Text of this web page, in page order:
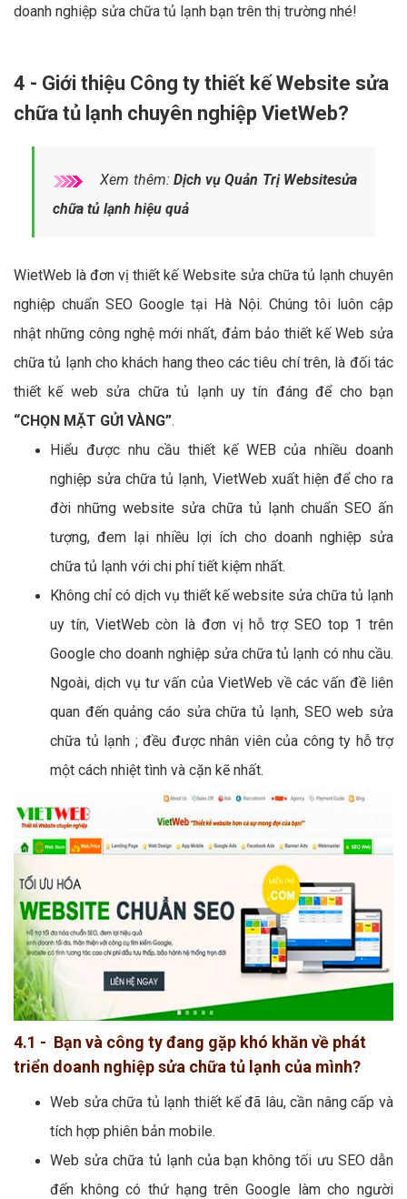
doanh nghiệp sửa chữa tủ lạnh bạn trên thị trường nhé!
4 - Giới thiệu Công ty thiết kế Website sửa
chữa tủ lạnh chuyên nghiệp VietWeb?
Xem thêm: Dịch vụ Quản Trị Websitesửa
chữa tủ lạnh hiệu quả
WietWeb là đơn vị thiết kế Website sửa chữa tủ lạnh chuyên
nghiệp chuẩn SEO Google tại Hà Nội. Chúng tôi luôn cập
nhật những công nghệ mới nhất, đảm bảo thiết kế Web sửa
chữa tủ lạnh cho khách hang theo các tiêu chí trên, là đối tác
thiết kế web sửa chữa tủ lạnh uy tín đáng để cho bạn
“CHỌN MẶT GỬI VÀNG”.
Hiểu được nhu cầu thiết kế WEB của nhiều doanh
nghiệp sửa chữa tủ lạnh, VietWeb xuất hiện để cho ra
đời những website sửa chữa tủ lạnh chuẩn SEO ấn
tượng, đem lại nhiều lợi ích cho doanh nghiệp sửa
chữa tủ lạnh với chi phí tiết kiệm nhất.
Không chỉ có dịch vụ thiết kế website sửa chữa tủ lạnh
uy tín, VietWeb còn là đơn vị hỗ trợ SEO top 1 trên
Google cho doanh nghiệp sửa chữa tủ lạnh có nhu cầu.
Ngoài, dịch vụ tư vấn của VietWeb về các vấn đề liên
quan đến quảng cáo sửa chữa tủ lạnh, SEO web sửa
chữa tủ lạnh ; đều được nhân viên của công ty hỗ trợ
một cách nhiệt tình và cặn kẽ nhất.
4.1 - Bạn và công ty đang gặp khó khăn về phát
triển doanh nghiệp sửa chữa tủ lạnh của mình?
Web sửa chữa tủ lạnh thiết kế đã lâu, cần nâng cấp và
tích hợp phiên bản mobile.
Web sửa chữa tủ lạnh của bạn không tối ưu SEO dẫn
đến không có thứ hạng trên Google làm cho người